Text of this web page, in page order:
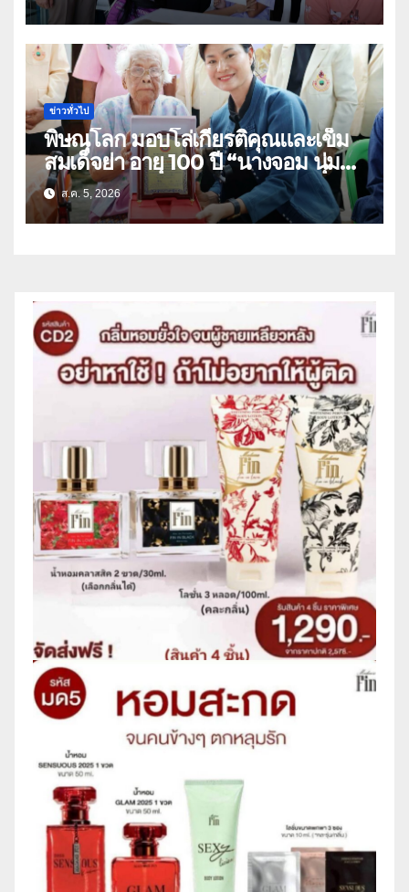
อุทัยธานี
ข่าวทั่วไป
พิษณุโลก มอบโล่เกียรติคุณและเข็ม
สมเด็จย่า อายุ 100 ปี “นางจอม นุ่ม
เนตร” ตำบลบ้านกร่าง อำเภอเมือง
ส.ค. 5, 2026